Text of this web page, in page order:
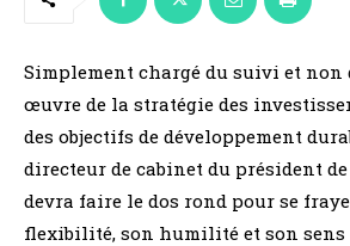
Simplement chargé du suivi et non
œuvre de la stratégie des
des objectifs de développement
directeur de cabinet du président
devra faire le dos rond pour se
flexibilité, son humilité et son